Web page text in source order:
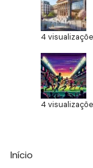
4
4
Início